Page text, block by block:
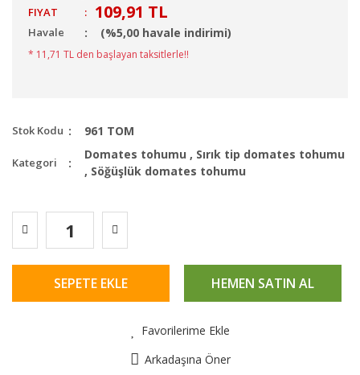
FIYAT : 109,91 TL
Havale (%5,00 havale indirimi)
* 11,71 TL den başlayan taksitlerle!!
Stok Kodu 961 TOM
Kategori
Domates tohumu , Sırık tip domates tohumu
, Söğüşlük domates tohumu
SEPETE EKLE HEMEN SATIN AL
Favorilerime Ekle
Arkadaşına Öner